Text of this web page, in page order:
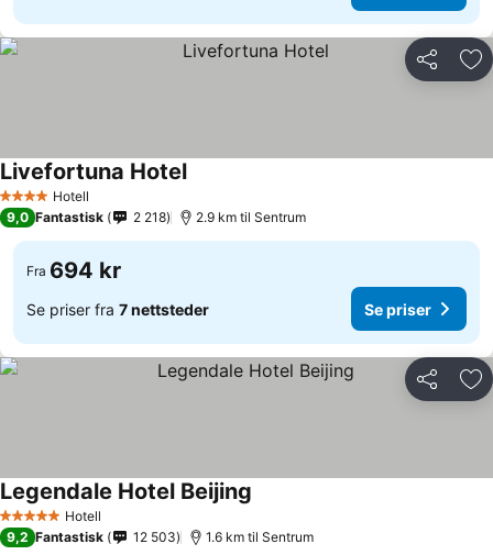
Del
4 StjernerHotell
Livefortuna HotelSe priser
9,0 Fantastisk 2 218 2.9 km til Sentrum
Fra 694 kr
Se priser fra 7 nettsteder Se priser
Del
5 Stjerner Hotell
Legendale Hotel Beijing
9,2 Fantastisk 12 503 1.6 km til Sentrum